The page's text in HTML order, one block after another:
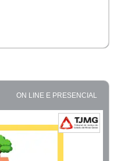
ON LINE E PRESENCIAL